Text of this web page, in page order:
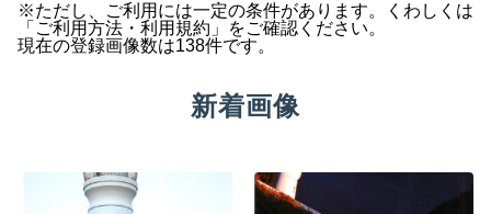
※ただし、ご利用には一定の条件があります。くわしくは
「ご利用方法・利用規約」をご確認ください。
現在の登録画像数は138件です。
新着画像